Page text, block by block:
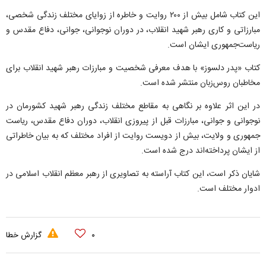
این کتاب شامل بیش از ۲۰۰ روایت و خاطره از زوایای مختلف زندگی شخصی،
مبارزاتی و کاری رهبر شهید انقلاب، در دوران نوجوانی، جوانی، دفاع مقدس و
ریاست‌جمهوری ایشان است.
کتاب «پدر دلسوز» با هدف معرفی شخصیت و مبارزات رهبر شهید انقلاب برای
مخاطبان روس‌زبان منتشر شده است.
در این اثر علاوه بر نگاهی به مقاطع مختلف زندگی رهبر شهید کشورمان در
نوجوانی و جوانی، مبارزات قبل از پیروزی انقلاب، دوران دفاع مقدس، ریاست
جمهوری و ولایت، بیش از دویست روایت از افراد مختلف که به بیان خاطراتی
از ایشان پرداخته‌اند درج شده است.
شایان ذکر است، این کتاب آراسته به تصاویری از رهبر معظم انقلاب اسلامی در
ادوار مختلف است.
۰ گزارش خطا